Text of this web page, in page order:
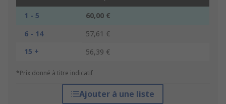
1 - 5
60,00 €
6 - 14
57,61 €
15 +
56,39 €
*Prix donné à titre indicatif
Ajouter à une liste